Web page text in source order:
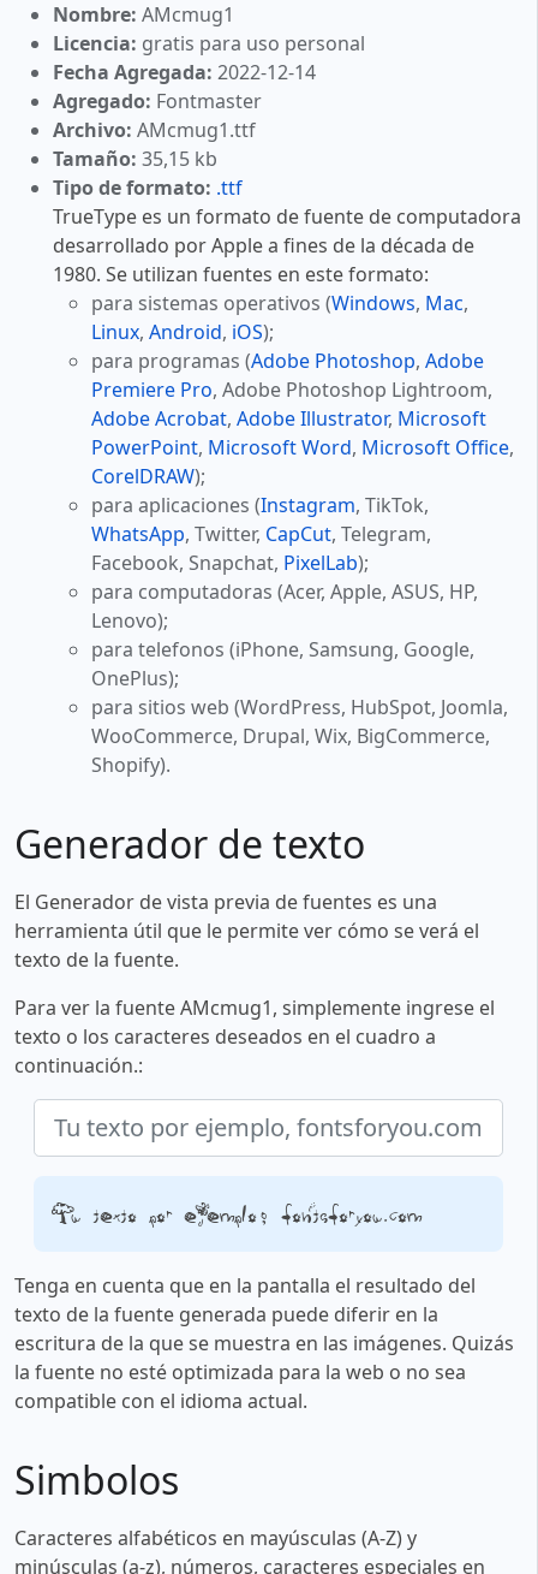
Nombre: AMcmug1
Licencia: gratis para uso personal
Fecha Agregada: 2022-12-14
Agregado: Fontmaster
Archivo: AMcmug1.ttf
Tamaño: 35,15 kb
Tipo de formato: .ttf
TrueType es un formato de fuente de computadora
desarrollado por Apple a fines de la década de
1980. Se utilizan fuentes en este formato:
para sistemas operativos (Windows, Mac,
Linux, Android, iOS);
para programas (Adobe Photoshop, Adobe
Premiere Pro, Adobe Photoshop Lightroom,
Adobe Acrobat, Adobe Illustrator, Microsoft
PowerPoint, Microsoft Word, Microsoft Office,
CorelDRAW);
para aplicaciones (Instagram, TikTok,
WhatsApp, Twitter, CapCut, Telegram,
Facebook, Snapchat, PixelLab);
para computadoras (Acer, Apple, ASUS, HP,
Lenovo);
para telefonos (iPhone, Samsung, Google,
OnePlus);
para sitios web (WordPress, HubSpot, Joomla,
WooCommerce, Drupal, Wix, BigCommerce,
Shopify).
Generador de texto
El Generador de vista previa de fuentes es una
herramienta útil que le permite ver cómo se verá el
texto de la fuente.
Para ver la fuente AMcmug1, simplemente ingrese el
texto o los caracteres deseados en el cuadro a
continuación.:
Tu texto por ejemplo, fontsforyou.com
Tenga en cuenta que en la pantalla el resultado del
texto de la fuente generada puede diferir en la
escritura de la que se muestra en las imágenes. Quizás
la fuente no esté optimizada para la web o no sea
compatible con el idioma actual.
Simbolos
Caracteres alfabéticos en mayúsculas (A-Z) y
minúsculas (a-z), números, caracteres especiales en